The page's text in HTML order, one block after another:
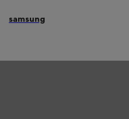
samsung